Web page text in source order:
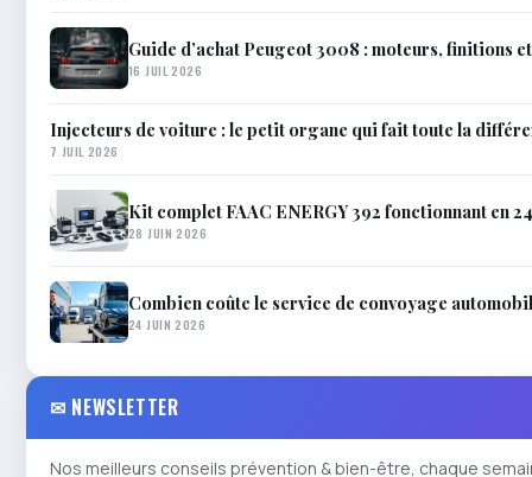
Guide d’achat Peugeot 3008 : moteurs, finitions
16 JUIL 2026
Injecteurs de voiture : le petit organe qui fait toute la
7 JUIL 2026
Kit complet FAAC ENERGY 392 fonctionnant en
28 JUIN 2026
Combien coûte le service de convoyage
24 JUIN 2026
✉ NEWSLETTER
Nos meilleurs conseils prévention & bien-être, chaque